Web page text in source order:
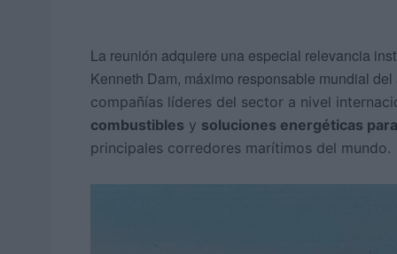
La reunión adquiere una especial relevancia
Kenneth Dam, máximo responsable mundial del
compañías líderes del sector a nivel
combustibles y soluciones energéticas
principales corredores marítimos del mundo.